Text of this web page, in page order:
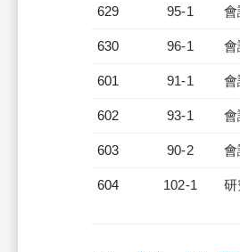
629 95-1 會
630 96-1 會
601 91-1 會
602 93-1 會
603 90-2 會
604 102-1 研